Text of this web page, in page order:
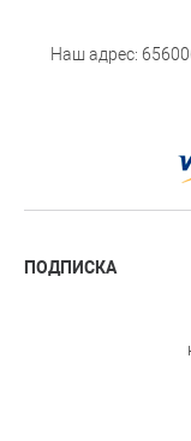
Наш адрес:
ПОДПИСКА